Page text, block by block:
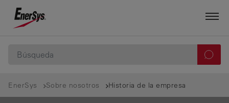
EnerSys Sobre nosotros Historia de la empresa